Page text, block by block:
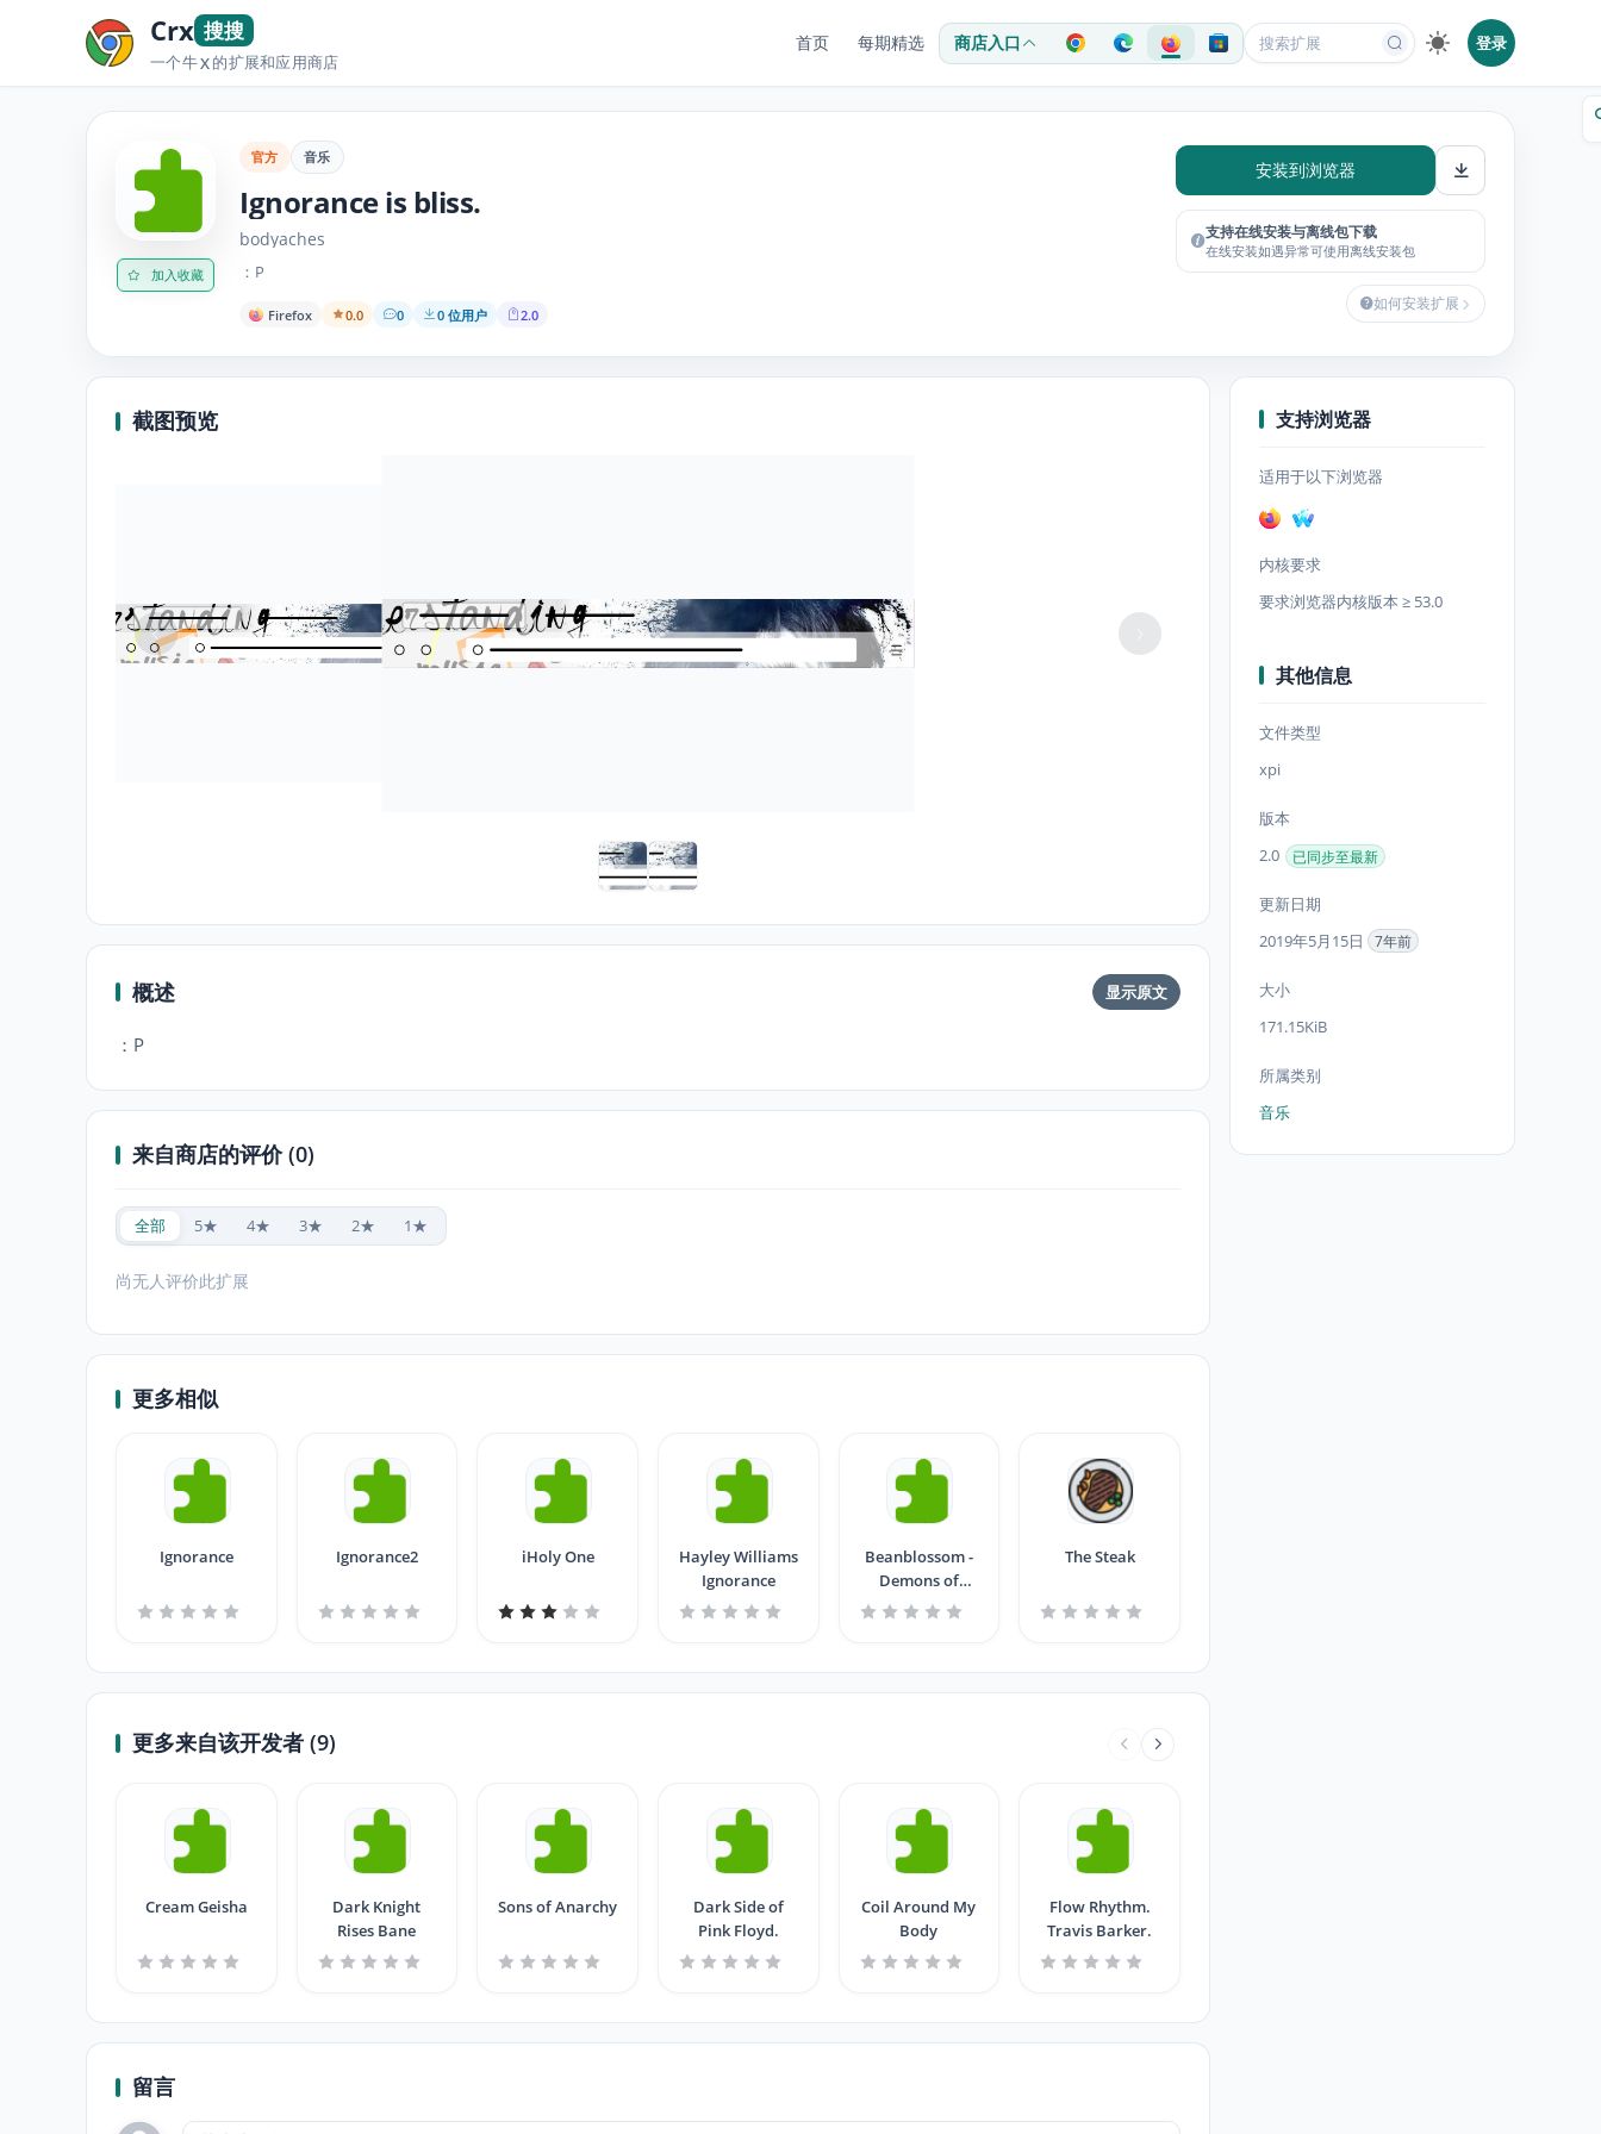
Crx 搜搜
一个牛X的扩展和应用商店
首页 每期精选 商店入口 登录
加入收藏
官方 音乐
Ignorance is bliss.
bodyaches
：P
Firefox 0.0 0 0 位用户 2.0
安装到浏览器
支持在线安装与离线包下载
在线安装如遇异常可使用离线安装包
如何安装扩展
截图预览
概述 显示原文
：P
来自商店的评价 (0)
全部 5★ 4★ 3★ 2★ 1★
尚无人评价此扩展
更多相似
Ignorance Ignorance2 iHoly One
Hayley Williams
Ignorance
Beanblossom -
Demons of
Ignorance
The Steak
更多来自该开发者 (9)
Cream Geisha
Dark Knight
Rises Bane
Sons of Anarchy
Dark Side of
Pink Floyd.
Coil Around My
Body
Flow Rhythm.
Travis Barker.
留言
支持浏览器
适用于以下浏览器
内核要求
要求浏览器内核版本 ≥ 53.0
其他信息
文件类型
xpi
版本
2.0
已同步至最新
更新日期
2019年5月15日
7年前
大小
171.15KiB
所属类别
音乐